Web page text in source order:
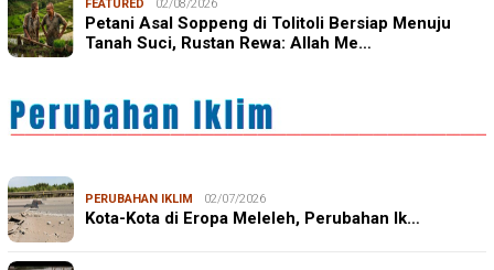
FEATURED 02/08/2026
Petani Asal Soppeng di Tolitoli Bersiap Menuju
Tanah Suci, Rustan Rewa: Allah Me…
PERUBAHAN IKLIM 02/07/2026
Kota-Kota di Eropa Meleleh, Perubahan Ik…